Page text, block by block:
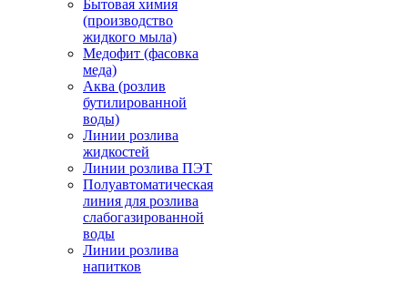
Бытовая химия
(производство
жидкого мыла)
Медофит (фасовка
меда)
Аква (розлив
бутилированной
воды)
Линии розлива
жидкостей
Линии розлива ПЭТ
Полуавтоматическая
линия для розлива
слабогазированной
воды
Линии розлива
напитков